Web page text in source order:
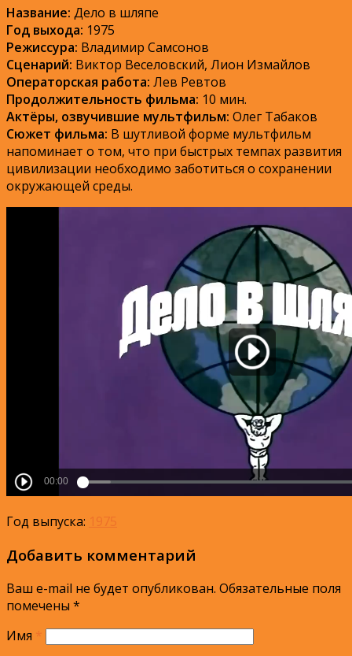
Название: Дело в шляпе
Год выхода: 1975
Режиссура: Владимир Самсонов
Сценарий: Виктор Веселовский, Лион Измайлов
Операторская работа: Лев Ревтов
Продолжительность фильма: 10 мин.
Актёры, озвучившие мультфильм: Олег Табаков
Сюжет фильма: В шутливой форме мультфильм
напоминает о том, что при быстрых темпах развития
цивилизации необходимо заботиться о сохранении
окружающей среды.
Год выпуска: 1975
Добавить комментарий
Ваш e-mail не будет опубликован. Обязательные поля
помечены *
Имя *